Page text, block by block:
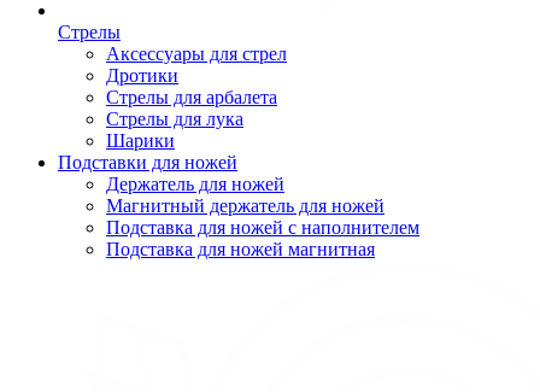
Стрелы
Аксессуары для стрел
Дротики
Стрелы для арбалета
Стрелы для лука
Шарики
Подставки для ножей
Держатель для ножей
Магнитный держатель для ножей
Подставка для ножей с наполнителем
Подставка для ножей магнитная